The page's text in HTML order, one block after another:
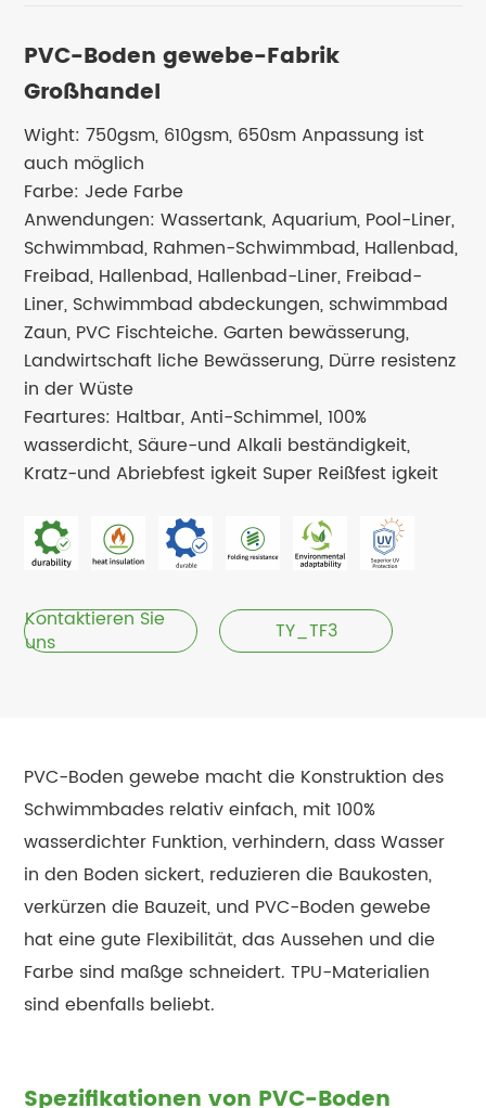
PVC-Boden gewebe-Fabrik
Großhandel
Wight: 750gsm, 610gsm, 650sm Anpassung ist
auch möglich
Farbe: Jede Farbe
Anwendungen: Wassertank, Aquarium, Pool-Liner,
Schwimmbad, Rahmen-Schwimmbad, Hallenbad,
Freibad, Hallenbad, Hallenbad-Liner, Freibad-
Liner, Schwimmbad abdeckungen, schwimmbad
Zaun, PVC Fischteiche. Garten bewässerung,
Landwirtschaft liche Bewässerung, Dürre resistenz
in der Wüste
Feartures: Haltbar, Anti-Schimmel, 100%
wasserdicht, Säure-und Alkali beständigkeit,
Kratz-und Abriebfest igkeit Super Reißfest igkeit
Kontaktieren Sie
uns
TY_TF3
PVC-Boden gewebe macht die Konstruktion des
Schwimmbades relativ einfach, mit 100%
wasserdichter Funktion, verhindern, dass Wasser
in den Boden sickert, reduzieren die Baukosten,
verkürzen die Bauzeit, und PVC-Boden gewebe
hat eine gute Flexibilität, das Aussehen und die
Farbe sind maßge schneidert. TPU-Materialien
sind ebenfalls beliebt.
Spezifikationen von PVC-Boden